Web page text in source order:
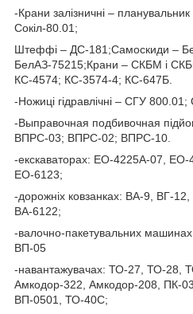
-Крани залізничні –
Сокіл-80.01;
Штеффі – ДС-181;Самоскиди –
БелАЗ-75215;Крани – СКБМ і
КС-4574; КС-3574-4; КС-647Б.
-Ножиці гідравлічні – СГУ
-Выправочная подбивочная
ВПРС-03; ВПРС-02; ВПРС-10.
-екскаваторах: ЕО-4225А-07,
ЕО-6123;
-дорожніх ковзанках: ВА-9, ВГ-
ВА-6122;
-валочно-пакетувальних
ВП-05
-навантажувачах: ТО-27, ТО-28,
Амкодор-322, Амкодор-208, ПК-
ВП-0501, ТО-40С;